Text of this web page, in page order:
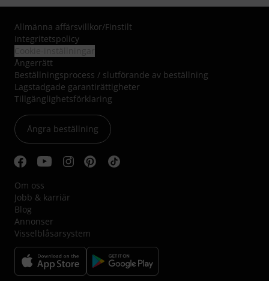
Allmänna affärsvillkor/Finstilt
Integritetspolicy
Ångerrätt
Beställningsprocess / slutförande av beställning
Lagstadgade garantirättigheter
Tillgänglighetsförklaring
Ångra beställning
Om oss
Jobb & karriär
Blog
Annonser
Visselblåsarsystem